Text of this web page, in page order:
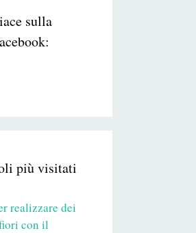
sulla
più visitati
realizzare dei
con il